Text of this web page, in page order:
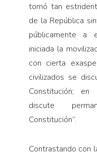
tornó tan
de la República
públicamente a
iniciada la
con cierta
civilizados se
Constitución;
discute
Constitución”.
Contrastando con